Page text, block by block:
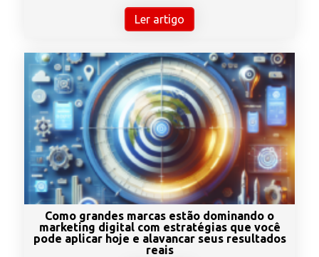
Ler artigo
Como grandes marcas estão dominando o
marketing digital com estratégias que você
pode aplicar hoje e alavancar seus resultados
reais